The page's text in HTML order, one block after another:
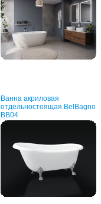
Ванна акриловая
отдельностоящая BelBagno
BB04